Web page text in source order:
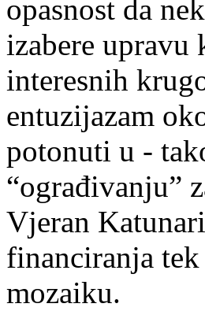
opasnost da
izabere upravu
interesnih
entuzijazam
potonuti u -
“ograđivanju”
Vjeran
financiranja
mozaiku.